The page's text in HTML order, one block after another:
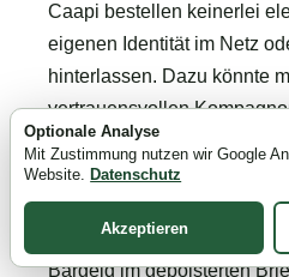
Caapi bestellen keinerlei
eigenen Identität im Netz
hinterlassen. Dazu könnte
vertrauensvollen
an dessen Adresse zu
In einem zweiten Safety-
Bezahlen von ebenjenem
andere Option wäre noch,
Bargeld im gepolsterten
Optionale Analyse
Mit Zustimmung nutzen wir Google
Website. Datenschutz
Akzeptieren